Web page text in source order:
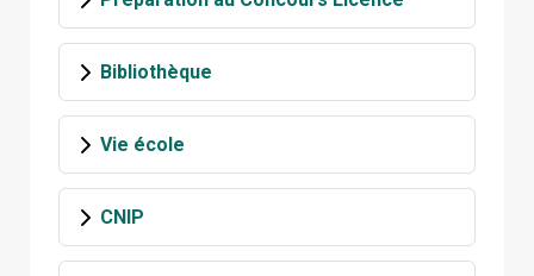
Bibliothèque
Vie école
CNIP